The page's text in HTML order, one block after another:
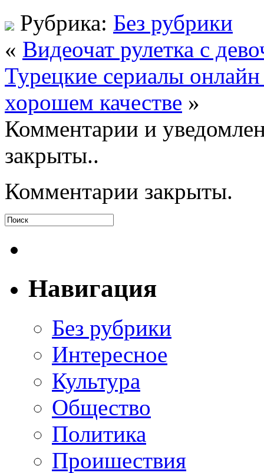
Рубрика: Без рубрики
« Видеочат рулетка с
Турецкие сериалы
хорошем качестве »
Комментарии и
закрыты..
Комментарии закрыты.
Навигация
Без рубрики
Интересное
Культура
Общество
Политика
Проишествия